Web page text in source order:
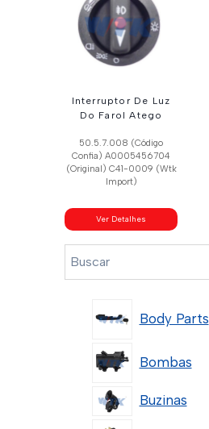
Interruptor De Luz
Do Farol Atego
50.5.7.008 (Código
Confia) A0005456704
(Original) C41-0009 (Wtk
Import)
Ver Detalhes
Body Parts
Bombas
Buzinas